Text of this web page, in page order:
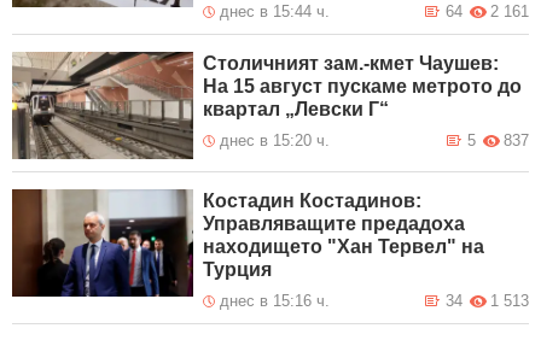
днес в 15:44 ч. 2 161
64
Столичният зам.-кмет Чаушев:
На 15 август пускаме метрото до
квартал „Левски Г“
днес в 15:20 ч. 837
5
Костадин Костадинов:
Управляващите предадоха
находището "Хан Тервел" на
Турция
днес в 15:16 ч. 1 513
34